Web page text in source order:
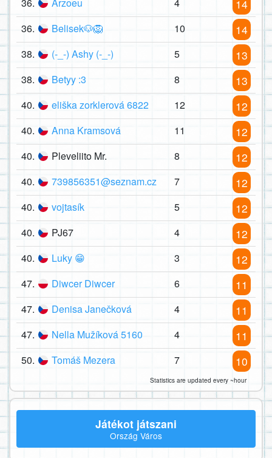
36. Arzoeu 4 14
36. Belisek🐶🦁 10 14
38. (-_-) Ashy (-_-) 5 13
38. Betyy :3 8 13
40. eliška zorklerová 6822 12 12
40. Anna Kramsová 11 12
40. Pleveliito Mr. 8 12
40. 739856351@seznam.cz 7 12
40. vojtasík 5 12
40. PJ67 4 12
40. Luky 😁 3 12
47. Diwcer Diwcer 6 11
47. Denisa Janečková 4 11
47. Nella Mužíková 5160 4 11
50. Tomáš Mezera 7 10
Statistics are updated every ~hour
Játékot játszani
Ország Város